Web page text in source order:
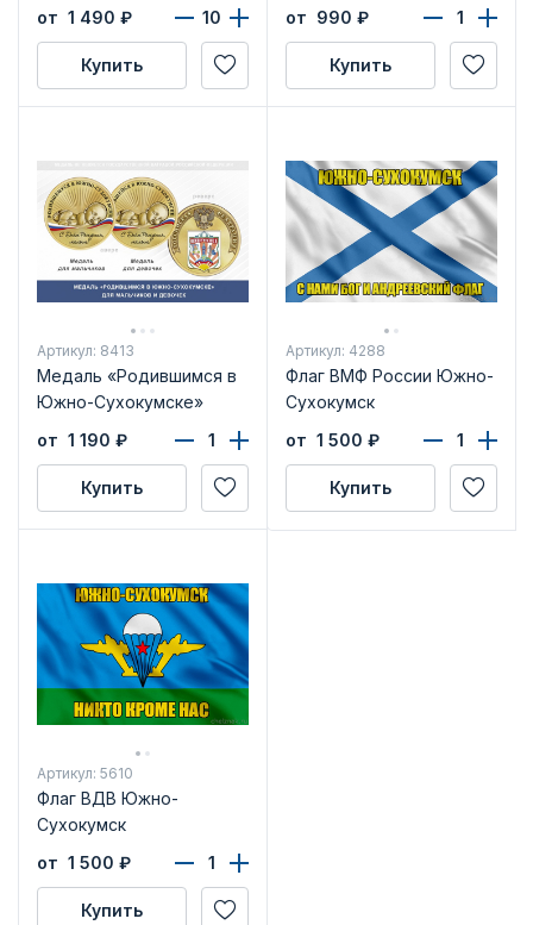
бланком удостоверения
от 1 490 ₽
Купить
Республики Дагестан»
от 990 ₽
Купить
Артикул: 8413
Медаль «Родившимся в
Южно-Сухокумске»
от 1 190 ₽
Купить
Артикул: 4288
Флаг ВМФ России Южно-
Сухокумск
от 1 500 ₽
Купить
Артикул: 5610
Флаг ВДВ Южно-
Сухокумск
от 1 500 ₽
Купить